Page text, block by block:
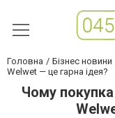
Головна Бізнес новини
Welwet — це гарна ідея?
Чому